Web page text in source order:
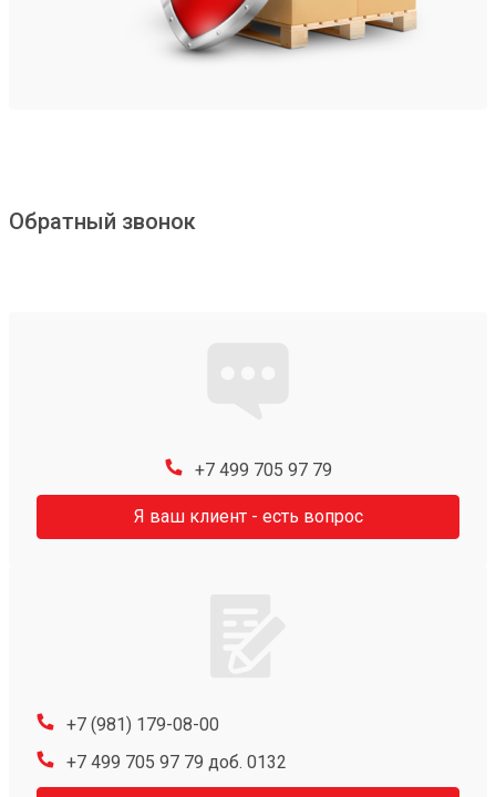
Обратный звонок
+7 499 705 97 79
Я ваш клиент - есть вопрос
+7 (981) 179-08-00
+7 499 705 97 79 доб. 0132